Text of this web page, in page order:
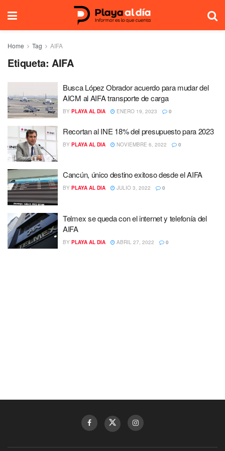
Home Tag AIFA
Etiqueta: AIFA
Busca López Obrador acuerdo para mudar del
AICM al AIFA transporte de carga
BY PLAYA AL DIA ENERO 19, 2023 0
Recortan al INE 18% del presupuesto para 2023
BY PLAYA AL DIA NOVIEMBRE 6, 2022 0
Cancún, único destino exitoso desde el AIFA
BY PLAYA AL DIA JULIO 3, 2022 0
Telmex se queda con el internet y telefonía del
AIFA
BY PLAYA AL DIA ABRIL 27, 2022 0